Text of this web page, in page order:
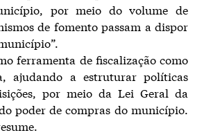
por meio do volume de
de fomento passam a dispor
ferramenta de fiscalização como
ajudando a estruturar políticas
por meio da Lei Geral da
poder de compras do município.